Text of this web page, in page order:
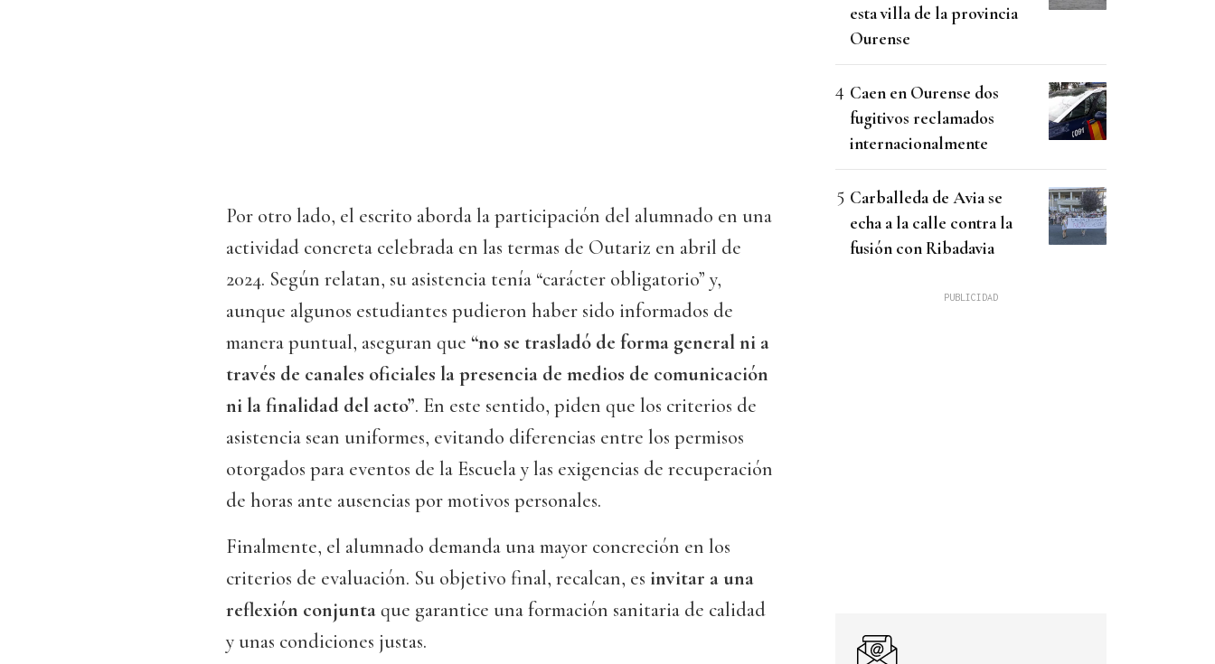
Por otro lado, el escrito aborda la participación del alumnado en una
actividad concreta celebrada en las termas de Outariz en abril de
2024. Según relatan, su asistencia tenía “carácter obligatorio” y,
aunque algunos estudiantes pudieron haber sido informados de
manera puntual, aseguran que “no se trasladó de forma general ni a
través de canales oficiales la presencia de medios de comunicación
ni la finalidad del acto”. En este sentido, piden que los criterios de
asistencia sean uniformes, evitando diferencias entre los permisos
otorgados para eventos de la Escuela y las exigencias de recuperación
de horas ante ausencias por motivos personales.
Finalmente, el alumnado demanda una mayor concreción en los
criterios de evaluación. Su objetivo final, recalcan, es invitar a una
reflexión conjuntaque garantice una formación sanitaria de calidad
y unas condiciones justas.
esta villa de la provincia
Ourense
Caen en Ourense dos
fugitivos reclamados
internacionalmente
Carballeda de Avia se
echa a la calle contra la
fusión con Ribadavia